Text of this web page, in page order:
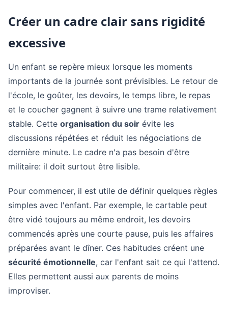
Créer un cadre clair sans rigidité
excessive
Un enfant se repère mieux lorsque les moments
importants de la journée sont prévisibles. Le retour de
l'école, le goûter, les devoirs, le temps libre, le repas
et le coucher gagnent à suivre une trame relativement
stable. Cette organisation du soir évite les
discussions répétées et réduit les négociations de
dernière minute. Le cadre n'a pas besoin d'être
militaire: il doit surtout être lisible.
Pour commencer, il est utile de définir quelques règles
simples avec l'enfant. Par exemple, le cartable peut
être vidé toujours au même endroit, les devoirs
commencés après une courte pause, puis les affaires
préparées avant le dîner. Ces habitudes créent une
sécurité émotionnelle, car l'enfant sait ce qui l'attend.
Elles permettent aussi aux parents de moins
improviser.